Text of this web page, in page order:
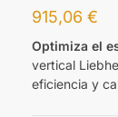
915,06€
Optimiza el
vertical
eficiencia y